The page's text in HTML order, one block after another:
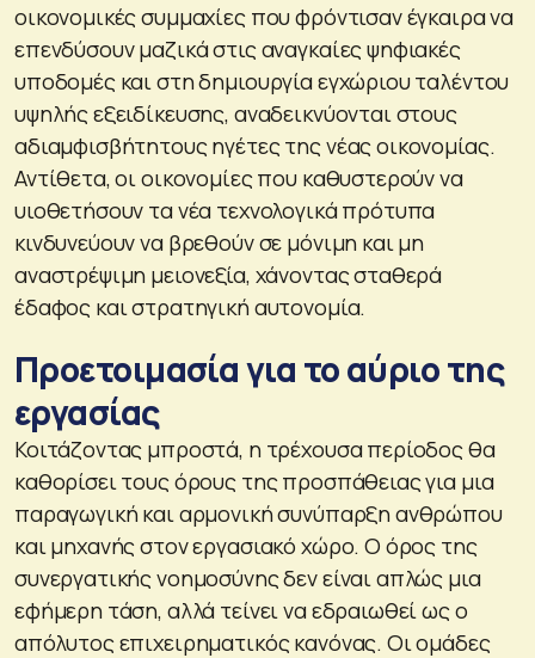
οικονομικές συμμαχίες που φρόντισαν έγκαιρα να
επενδύσουν μαζικά στις αναγκαίες ψηφιακές
υποδομές και στη δημιουργία εγχώριου ταλέντου
υψηλής εξειδίκευσης, αναδεικνύονται στους
αδιαμφισβήτητους ηγέτες της νέας οικονομίας.
Αντίθετα, οι οικονομίες που καθυστερούν να
υιοθετήσουν τα νέα τεχνολογικά πρότυπα
κινδυνεύουν να βρεθούν σε μόνιμη και μη
αναστρέψιμη μειονεξία, χάνοντας σταθερά
έδαφος και στρατηγική αυτονομία.
Προετοιμασία για το αύριο της
εργασίας
Κοιτάζοντας μπροστά, η τρέχουσα περίοδος θα
καθορίσει τους όρους της προσπάθειας για μια
παραγωγική και αρμονική συνύπαρξη ανθρώπου
και μηχανής στον εργασιακό χώρο. Ο όρος της
συνεργατικής νοημοσύνης δεν είναι απλώς μια
εφήμερη τάση, αλλά τείνει να εδραιωθεί ως ο
απόλυτος επιχειρηματικός κανόνας. Οι ομάδες